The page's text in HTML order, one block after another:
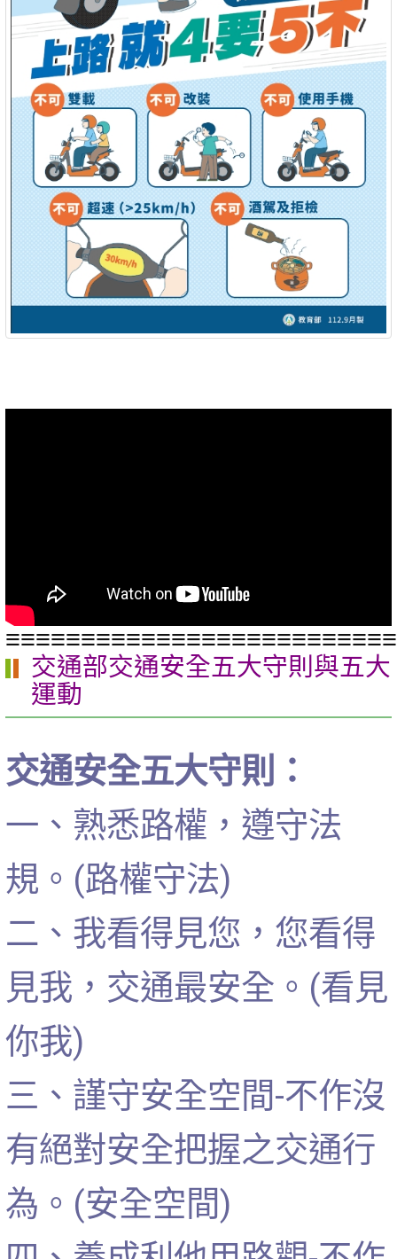
交通部交通安全五大守則與五大
運動
交通安全五大守則：
一、熟悉路權，遵守法
規。(路權守法)
二、我看得見您，您看得
見我，交通最安全。(看見
你我)
三、謹守安全空間-不作沒
有絕對安全把握之交通行
為。(安全空間)